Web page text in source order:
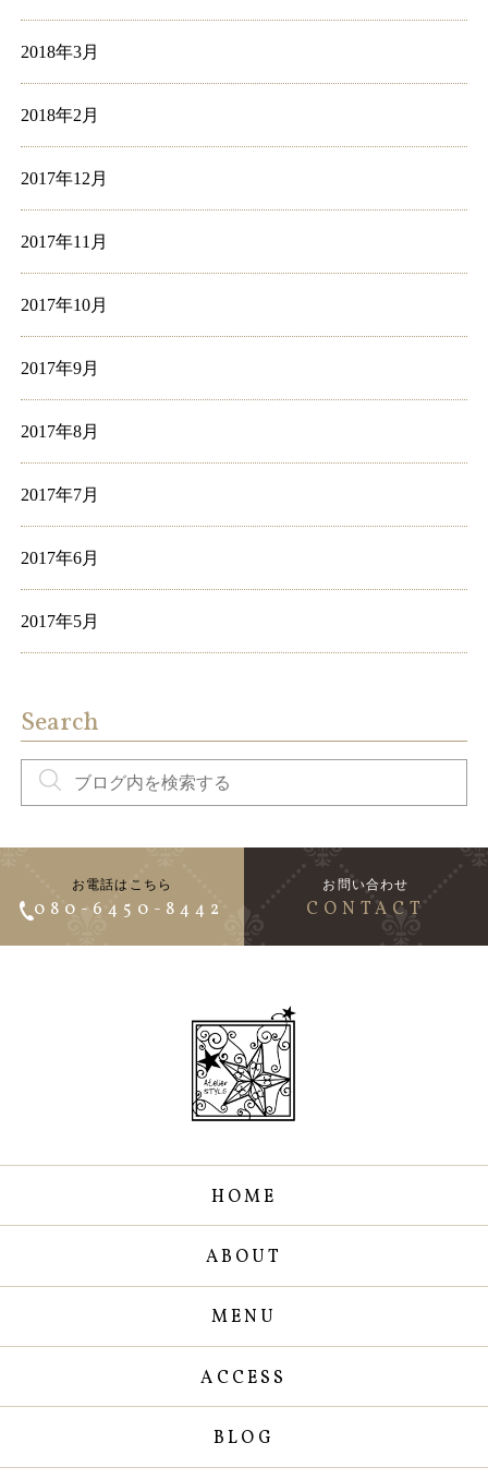
2018年3月
2018年2月
2017年12月
2017年11月
2017年10月
2017年9月
2017年8月
2017年7月
2017年6月
2017年5月
Search
お電話はこちら
080-6450-8442
お問い合わせ
CONTACT
HOME
ABOUT
MENU
ACCESS
BLOG